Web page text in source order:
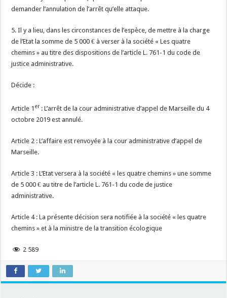
demander l’annulation de l’arrêt qu’elle attaque.
5. Il y a lieu, dans les circonstances de l’espèce, de mettre à la charge
de l’Etat la somme de 5 000 € à verser à la société « Les quatre
chemins » au titre des dispositions de l’article L. 761-1 du code de
justice administrative.
Décide :
Article 1 er : L’arrêt de la cour administrative d’appel de Marseille du 4
octobre 2019 est annulé.
Article 2 : L’affaire est renvoyée à la cour administrative d’appel de
Marseille.
Article 3 : L’Etat versera à la société « les quatre chemins » une somme
de 5 000 € au titre de l’article L. 761-1 du code de justice
administrative.
Article 4 : La présente décision sera notifiée à la société « les quatre
chemins » et à la ministre de la transition écologique
2 589